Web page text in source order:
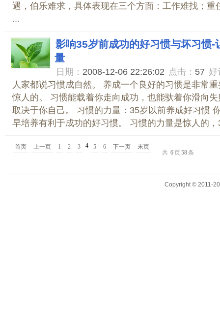
遇，伯乐难求，具体表现在三个方面：工作难找；重
...
影响35岁前成功的好习惯与坏习惯-
量
日期： 2008-12-06 22:26:02 点击： 57 好
人家都说习惯成自然。 养成一个良好的习惯是非常
惊人的。 习惯能载着你走向成功，也能驮着你滑向
取决于你自己。 习惯的力量：35岁以前养成好习惯
早培养有利于成功的好习惯。 习惯的力量是惊人的
首页 上一页 1 2 3 4 5 6 下一页
末页
共 6页58条
Copyright © 2011-